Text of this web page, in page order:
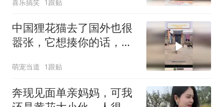
喜乐搞笑 1跟贴
中国狸花猫去了国外也很
嚣张，它想揍你的话，就
萌宠当道 1跟贴
奔现见面单亲妈妈，可我